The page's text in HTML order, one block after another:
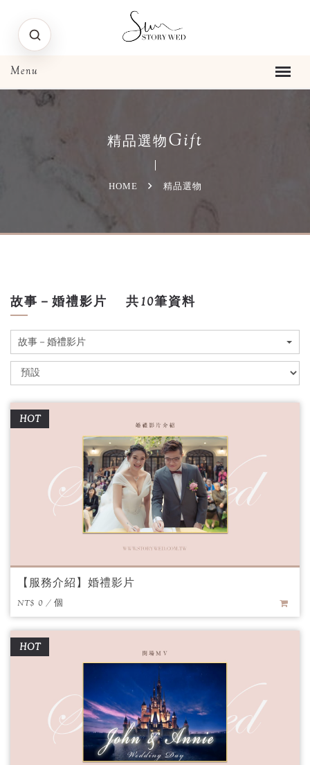
精品選物Gift
HOME 精品選物
故事－婚禮影片 共10筆資料
故事－婚禮影片
HOT
【服務介紹】婚禮影片
NT$ 0 / 個
HOT